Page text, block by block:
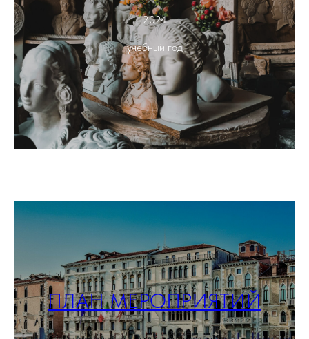
2024
учебный год
ПЛАН МЕРОПРИЯТИЙ